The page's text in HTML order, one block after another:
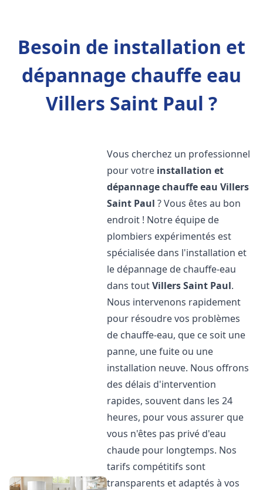
Besoin de installation et
dépannage chauffe eau
Villers Saint Paul ?
Vous cherchez un professionnel
pour votre installation et
dépannage chauffe eau Villers
Saint Paul ? Vous êtes au bon
endroit ! Notre équipe de
plombiers expérimentés est
spécialisée dans l'installation et
le dépannage de chauffe-eau
dans toutVillers Saint Paul.
Nous intervenons rapidement
pour résoudre vos problèmes
de chauffe-eau, que ce soit une
panne, une fuite ou une
installation neuve. Nous offrons
des délais d'intervention
rapides, souvent dans les 24
heures, pour vous assurer que
vous n'êtes pas privé d'eau
chaude pour longtemps. Nos
tarifs compétitifs sont
transparents et adaptés à vos